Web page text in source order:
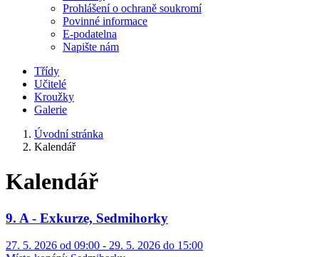
Prohlášení o ochraně soukromí
Povinné informace
E-podatelna
Napište nám
Třídy
Učitelé
Kroužky
Galerie
Úvodní stránka
Kalendář
Kalendář
9. A - Exkurze, Sedmihorky
27. 5. 2026 od 09:00 - 29. 5. 2026 do 15:00